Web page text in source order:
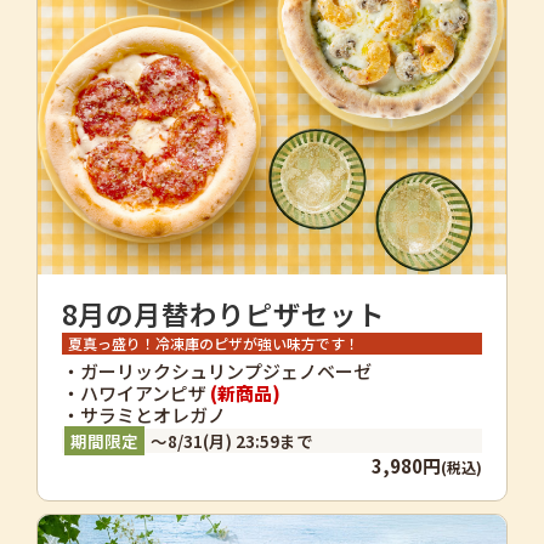
8月の月替わりピザセット
夏真っ盛り！冷凍庫のピザが強い味方です！
・ガーリックシュリンプジェノベーゼ
・ハワイアンピザ(新商品)
・サラミとオレガノ
～8/31(月) 23:59まで
3,980円(税込)